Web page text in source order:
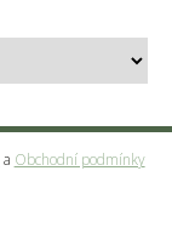
a Obchodní podmínky